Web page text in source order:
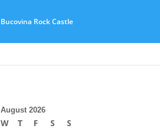
Bucovina Rock Castle
August 2026
W T F S
S